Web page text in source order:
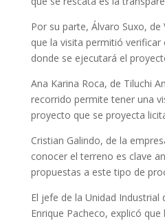
Por su parte, Álvaro Suxo,
que la visita permitió
donde se ejecutará el
Ana Karina Roca, de Tiluchi
recorrido permite tener una
proyecto que se proyecta
Cristian Galindo, de la
conocer el terreno es clave
propuestas a este tipo de
El jefe de la Unidad Industrial
Enrique Pacheco, explicó